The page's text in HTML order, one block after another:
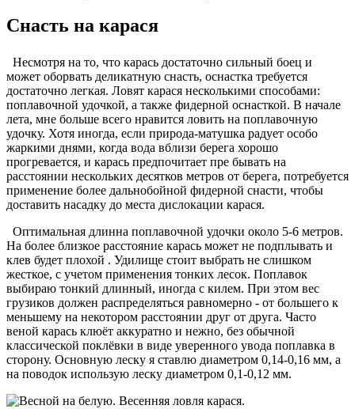
Снасть на карася
Несмотря на то, что карась достаточно сильный боец и
может оборвать деликатную снасть, оснастка требуется
достаточно легкая. Ловят карася несколькими способами:
поплавочной удочкой, а также фидерной оснасткой. В начале
лета, мне больше всего нравится ловить на поплавочную
удочку. Хотя иногда, если природа-матушка радует особо
жаркими днями, когда вода вблизи берега хорошо
прогревается, и карась предпочитает пре бывать на
расстоянии нескольких десятков метров от берега, потребуется
применение более дальнобойной фидерной снасти, чтобы
доставить насадку до места дислокации карася.
Оптимальная длинна поплавочной удочки около 5-6 метров.
На более близкое расстояние карась может не подплывать и
клев будет плохой . Удилище стоит выбрать не слишком
жесткое, с учетом применения тонких лесок. Поплавок
выбираю тонкий длинный, иногда с килем. При этом вес
грузиков должен распределяться равномерно - от большего к
меньшему на некотором расстоянии друг от друга. Часто
веной карась клюёт аккуратно и нежно, без обычной
классической поклёвки в виде уверенного увода поплавка в
сторону. Основную леску я ставлю диаметром 0,14-0,16 мм, а
на поводок использую леску диаметром 0,1-0,12 мм.